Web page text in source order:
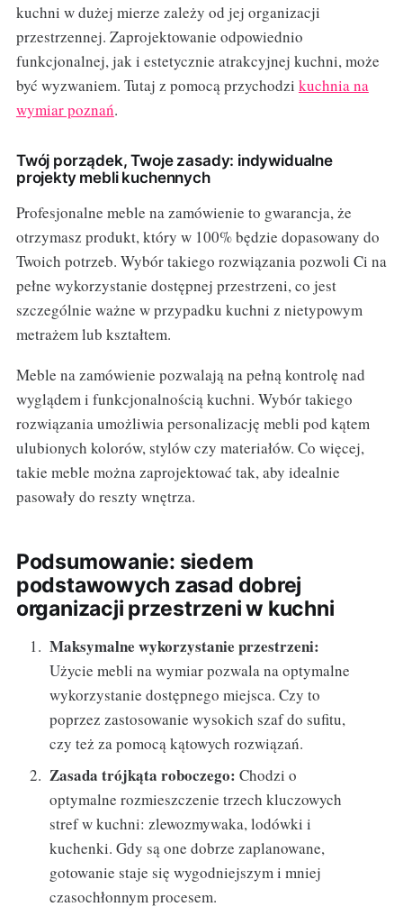
kuchni w dużej mierze zależy od jej organizacji
przestrzennej. Zaprojektowanie odpowiednio
funkcjonalnej, jak i estetycznie atrakcyjnej kuchni, może
być wyzwaniem. Tutaj z pomocą przychodzi kuchnia na
wymiar poznań.
Twój porządek, Twoje zasady: indywidualne
projekty mebli kuchennych
Profesjonalne meble na zamówienie to gwarancja, że
otrzymasz produkt, który w 100% będzie dopasowany do
Twoich potrzeb. Wybór takiego rozwiązania pozwoli Ci na
pełne wykorzystanie dostępnej przestrzeni, co jest
szczególnie ważne w przypadku kuchni z nietypowym
metrażem lub kształtem.
Meble na zamówienie pozwalają na pełną kontrolę nad
wyglądem i funkcjonalnością kuchni. Wybór takiego
rozwiązania umożliwia personalizację mebli pod kątem
ulubionych kolorów, stylów czy materiałów. Co więcej,
takie meble można zaprojektować tak, aby idealnie
pasowały do reszty wnętrza.
Podsumowanie: siedem
podstawowych zasad dobrej
organizacji przestrzeni w kuchni
Maksymalne wykorzystanie przestrzeni:
Użycie mebli na wymiar pozwala na optymalne
wykorzystanie dostępnego miejsca. Czy to
poprzez zastosowanie wysokich szaf do sufitu,
czy też za pomocą kątowych rozwiązań.
Zasada trójkąta roboczego: Chodzi o
optymalne rozmieszczenie trzech kluczowych
stref w kuchni: zlewozmywaka, lodówki i
kuchenki. Gdy są one dobrze zaplanowane,
gotowanie staje się wygodniejszym i mniej
czasochłonnym procesem.